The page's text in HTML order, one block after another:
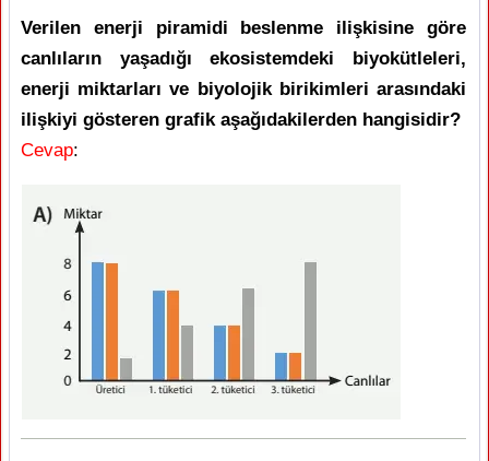
Verilen enerji piramidi beslenme ilişkisine göre
canlıların yaşadığı ekosistemdeki biyokütleleri,
enerji miktarları ve biyolojik birikimleri arasındaki
ilişkiyi gösteren grafik aşağıdakilerden hangisidir?
Cevap: